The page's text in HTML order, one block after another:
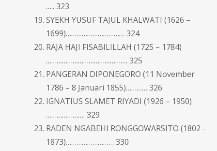
….. 323
SYEKH YUSUF TAJUL KHALWATI (1626 –
1699)…………………………… 324
RAJA HAJI FISABILILLAH (1725 – 1784)
………………………………………. 325
PANGERAN DIPONEGORO (11 November
1786 – 8 Januari 1855)………… 326
IGNATIUS SLAMET RIYADI (1926 – 1950)
…………………. 329
RADEN NGABEHI RONGGOWARSITO (1802 –
1873)……………………… 330